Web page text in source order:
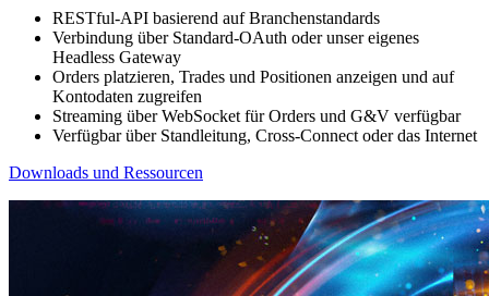
RESTful-API basierend auf Branchenstandards
Verbindung über Standard-OAuth oder unser eigenes
Headless Gateway
Orders platzieren, Trades und Positionen anzeigen und auf
Kontodaten zugreifen
Streaming über WebSocket für Orders und G&V verfügbar
Verfügbar über Standleitung, Cross-Connect oder das Internet
Downloads und Ressourcen